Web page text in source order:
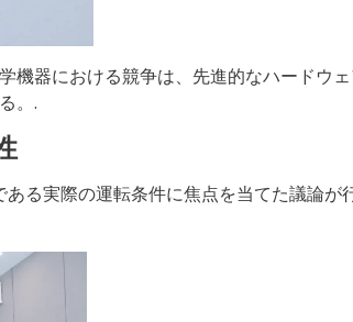
機器における競争は、先進的なハードウ
。.
る実際の運転条件に焦点を当てた議論が